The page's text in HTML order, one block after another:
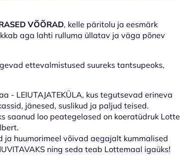
VÕÕRAD, kelle päritolu ja eesmärk
aga lahti rulluma üllatav ja väga põnev
ettevalmistused suureks tantsupeoks,
- LEIUTAJATEKÜLA, kus tegutsevad erineva
jänesed, suslikud ja paljud teised.
saanud loo peategelased on koeratüdruk Lotte
ja huumorimeel võivad aegajalt kummalised
ning seda teab Lottemaal igaüks!